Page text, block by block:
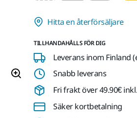
Hitta en återförsäljare
TILLHANDAHÅLLS FÖR DIG
Leverans inom Finland
Snabb leverans
Fri frakt över 49.90€
Säker kortbetalning